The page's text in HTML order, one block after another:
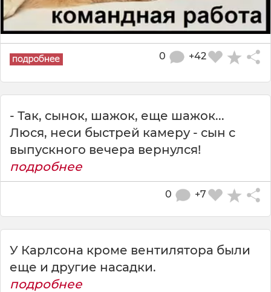
+42
0
- Так, сынок, шажок, еще шажок...
Люся, неси быстрей камеру - сын с
выпускного вечера вернулся!
подробнее
+7
0
У Карлсона кроме вентилятора были
еще и другие насадки.
подробнее